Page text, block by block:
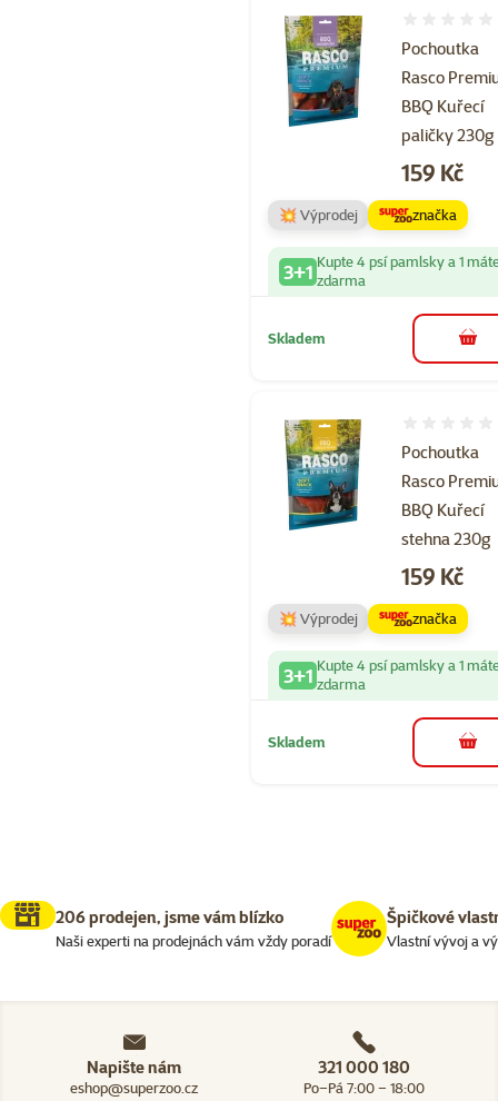
Pochoutka
Rasco
BBQ Kuřecí
paličky 230g
Cena
159 Kč
💥 Výprodej značka
3+1 Kupte 4 psí pamlsky a 1
zdarma
Skladem do
Pochoutka
Rasco
BBQ Kuřecí
stehna 230g
Cena
159 Kč
💥 Výprodej značka
3+1 Kupte 4 psí pamlsky a 1
zdarma
Skladem do
206 prodejen, jsme vám blízko
Naši experti na prodejnách vám vždy poradí
Špičkové
Vlastní vývoj a
Napište nám
eshop@superzoo.cz
321 000 180
Po–Pá 7:00 – 18:00